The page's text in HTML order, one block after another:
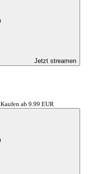
Jetzt streamen
Kaufen ab 9.99 EUR